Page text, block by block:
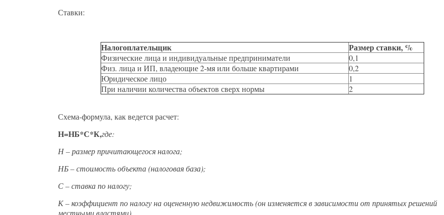
Ставки:
Налогоплательщик Размер ставки, %
Физические лица и индивидуальные предприниматели
0,1
Физ. лица и ИП, владеющие 2-мя или больше квартирами
0,2
Юридическое лицо
1
При наличии количества объектов сверх нормы
2
Схема-формула, как ведется расчет:
Н=НБ*С*К,где:
Н – размер причитающегося налога;
НБ – стоимость объекта (налоговая база);
С – ставка по налогу;
К – коэффициент по налогу наоцененную недвижимость (он изменяется в зависимости от принятых решений
местными властями).